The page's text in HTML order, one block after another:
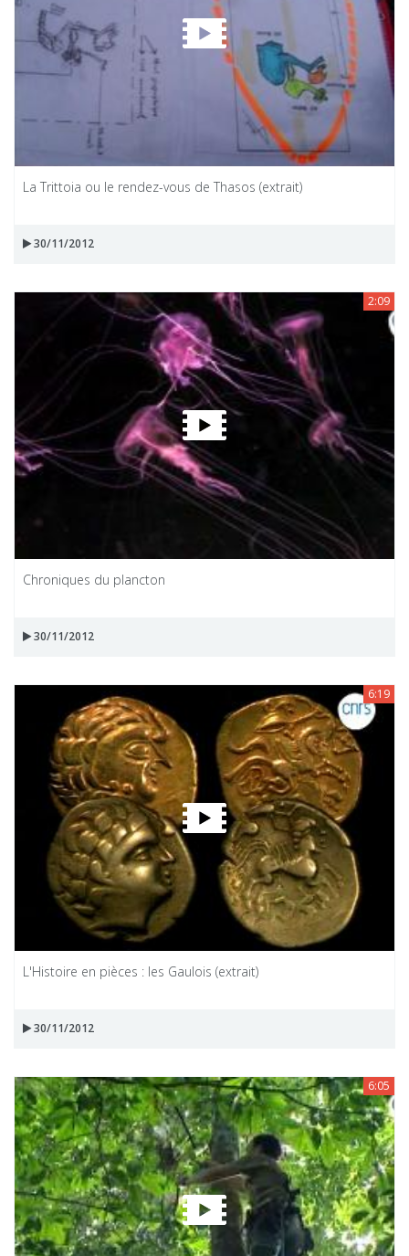
La Trittoia ou le rendez-vous de Thasos (extrait)
30/11/2012
2:09
Chroniques du plancton
30/11/2012
6:19
L'Histoire en pièces : les Gaulois (extrait)
30/11/2012
6:05